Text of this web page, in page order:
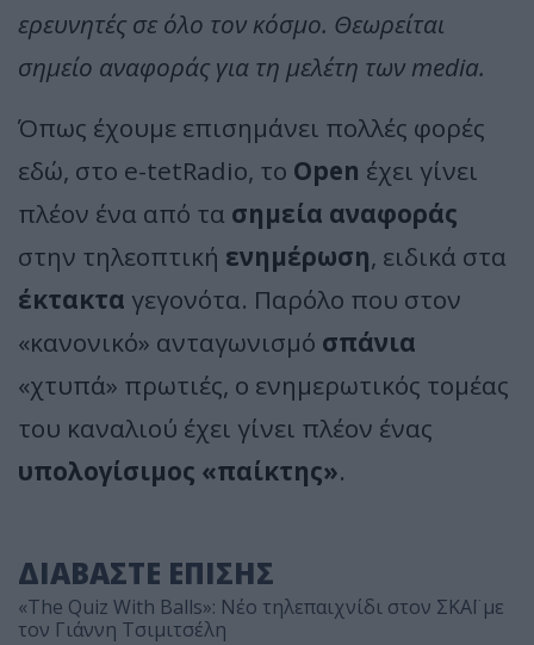
ερευνητές σε όλο τον κόσμο. Θεωρείται
σημείο αναφοράς για τη μελέτη των media.
Όπως έχουμε επισημάνει πολλές φορές
εδώ, στο e-tetRadio, το Open έχει γίνει
πλέον ένα από τα σημεία αναφοράς
στην τηλεοπτική ενημέρωση, ειδικά στα
έκτακτα γεγονότα. Παρόλο που στον
«κανονικό» ανταγωνισμό σπάνια
«χτυπά» πρωτιές, ο ενημερωτικός τομέας
του καναλιού έχει γίνει πλέον ένας
υπολογίσιμος «παίκτης».
ΔΙΑΒΑΣΤΕ ΕΠΙΣΗΣ
«The Quiz With Balls»: Νέο τηλεπαιχνίδι στον ΣΚΑΪ με
τον Γιάννη Τσιμιτσέλη